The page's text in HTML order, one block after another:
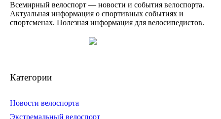
Всемирный велоспорт — новости и события велоспорта.
Актуальная информация о спортивных событиях и
спортсменах. Полезная информация для велосипедистов.
Категории
Новости велоспорта
Экстремальный велоспорт